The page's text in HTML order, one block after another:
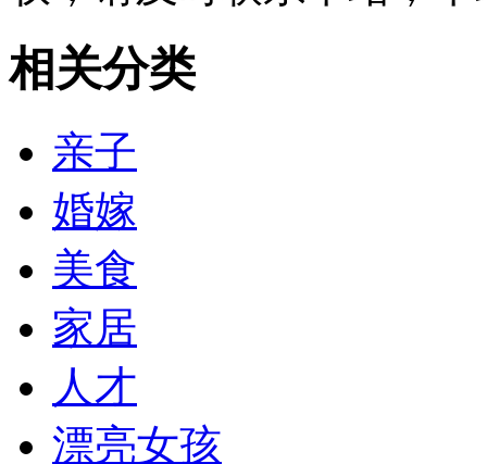
相关分类
亲子
婚嫁
美食
家居
人才
漂亮女孩